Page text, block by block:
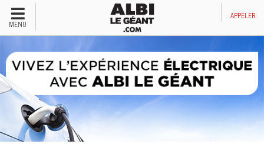
Menu
Véhicules neufs
Véhicules d'occasions
Financement automobile
MENU
APPELER